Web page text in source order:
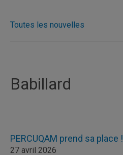
Toutes les nouvelles
Babillard
PERCUQAM prend sa place !
27 avril 2026